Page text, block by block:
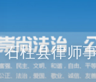
石柱县律师